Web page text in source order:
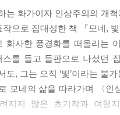
스로 선택했던 그녀에게, 그
것이었다.
유 모네〉 중에서
는 이웃 농부들의 사유지였
‘예민한 예술가’의 행동은
화 소리나 마차의 굉음이
는 화가이자 인상주의의 개
으로 집대성한 책 『모네,
화사한 풍경화를 떠올리
를 들고 들판으로 나섰던
도, 그는 오직 ‘빛’이라는 불
모네의 삶을 따라가며 〈
지지 않은 초기작과 여행